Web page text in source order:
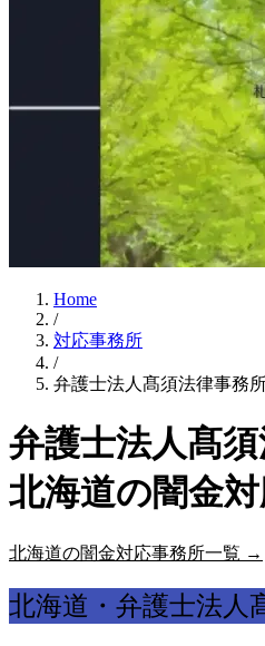
Home
/
対応事務所
/
弁護士法人髙須法律事務
弁護士法人髙
北海道の闇金
北海道の闇金対応事務所一覧 →
北海道・弁護士法人